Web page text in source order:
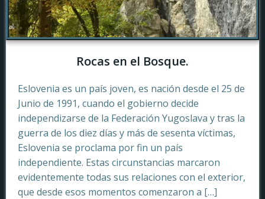
Rocas en el Bosque.
Eslovenia es un país joven, es nación desde el 25 de
Junio de 1991, cuando el gobierno decide
independizarse de la Federación Yugoslava y tras la
guerra de los diez días y más de sesenta víctimas,
Eslovenia se proclama por fin un país
independiente. Estas circunstancias marcaron
evidentemente todas sus relaciones con el exterior,
que desde esos momentos comenzaron a […]